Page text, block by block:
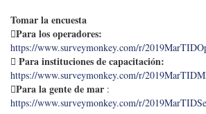
Tomar la encuesta
Para los operadores:
https://www.surveymonkey.com/r/
 Para instituciones de capacitación:
https://www.surveymonkey.com/r/
Para la gente de mar :
https://www.surveymonkey.com/r/